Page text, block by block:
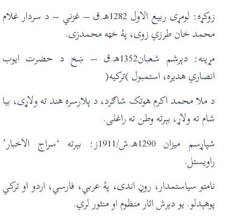
زوکړه: لومړی ربيع الاول 1282هـ.ق – غزني – د سردار غلام
محمد خان طرزي زوی، پۀ خټه محمدزی.
مړينه: دېرشم شعبان1352هـ.ق – ښخ د حضرت ايوب
انصاري هديره، استمبول )ترکيه(
د ملا محمد اکرم هوتک شاګرد، د پلارسره هند ته ولاړی، بيا
شام ته ولاړ، بېرته وطن ته راغلی.
شپاړسم ميزان 1290هـ.ش/1911ز: بېرته ‘سراج الاخبار’
راويستل.
نامتو سياستمدار، روڼ اندی، پۀ عربي، فارسي، اردو او ترکي
پوهېدلو. يو دېرش اثار منظوم او منثور لري.